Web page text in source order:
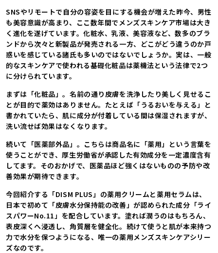
SNSやリモートで自分の容姿を目にする機会が増えた昨今、男性
も美容意識が高まり、ここ数年間でメンズスキンケア市場は大き
く進化を遂げています。化粧水、乳液、美容液など、数多のブラ
ンドから次々と新製品が発売される一方、どこがどう違うのか戸
惑いを感じている諸氏も多いのではないでしょうか。実は、一般
的なスキンケアで使われる基礎化粧品は薬機法という法律で2つ
に分けられています。
まずは「化粧品」。名前の通り皮膚を洗浄したり美しく見せるこ
とが目的で薬効はありません。たとえば「うるおいを与える」と
書かれていたら、肌に成分が付着している間は保湿されますが、
洗い流せば効果はなくなります。
続いて「医薬部外品」。こちらは商品名に「薬用」という言葉を
使うことができ、厚生労働省が承認した有効成分を一定濃度含有
してます。そのおかげで、医薬品ほど強くはないものの予防や改
善効果が期待できます。
今回紹介する「DISM PLUS」の薬用クリームと薬用セラムは、
日本で初めて「皮膚水分保持能の改善」が認められた成分「ライ
スパワーNo.11」を配合しています。塗れば潤うのはもちろん、
表皮深くへ浸透し、角質層を健全化。続けて使うと肌が本来持つ
力で水分を保つようになる、唯一の薬用メンズスキンケアシリー
ズなのです。